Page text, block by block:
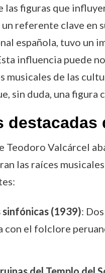
las figuras que
referente clave en
española, tuvo un
influencia puede
musicales de las
sin duda, una figura
destacadas
Teodoro Valcárcel
las raíces
sinfónicas (1939):
con el folclore